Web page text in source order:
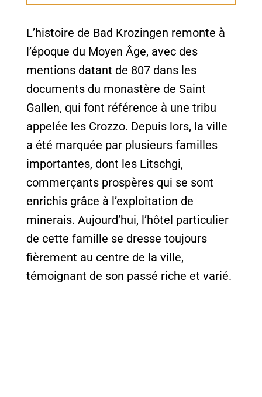
L’histoire de Bad Krozingen remonte à
l’époque du Moyen Âge, avec des
mentions datant de 807 dans les
documents du monastère de Saint
Gallen, qui font référence à une tribu
appelée les Crozzo. Depuis lors, la ville
a été marquée par plusieurs familles
importantes, dont les Litschgi,
commerçants prospères qui se sont
enrichis grâce à l’exploitation de
minerais. Aujourd’hui, l’hôtel particulier
de cette famille se dresse toujours
fièrement au centre de la ville,
témoignant de son passé riche et varié.